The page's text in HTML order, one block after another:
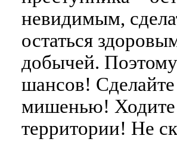
невидимым,
остаться
добычей.
шансов!
мишенью!
территории! Не